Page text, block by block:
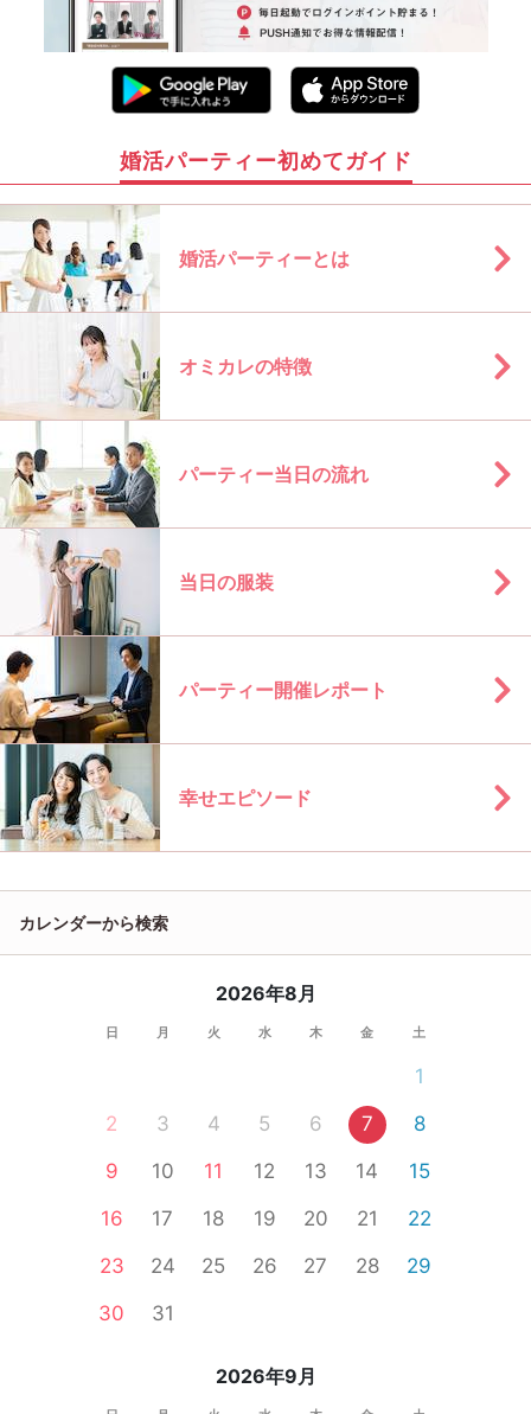
婚活パーティー初めてガイド
婚活パーティーとは
オミカレの特徴
パーティー当日の流れ
当日の服装
パーティー開催レポート
幸せエピソード
カレンダーから検索
2026年8月
日 月 火 水 木 金 土
1
2
3 4 5 6 7
8
9
10 11 12 13 14
15
16
17 18 19 20 21
22
23
24 25 26 27 28
29
30
31
2026年9月